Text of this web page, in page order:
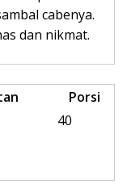
cabenya.
dan nikmat.
Porsi
40